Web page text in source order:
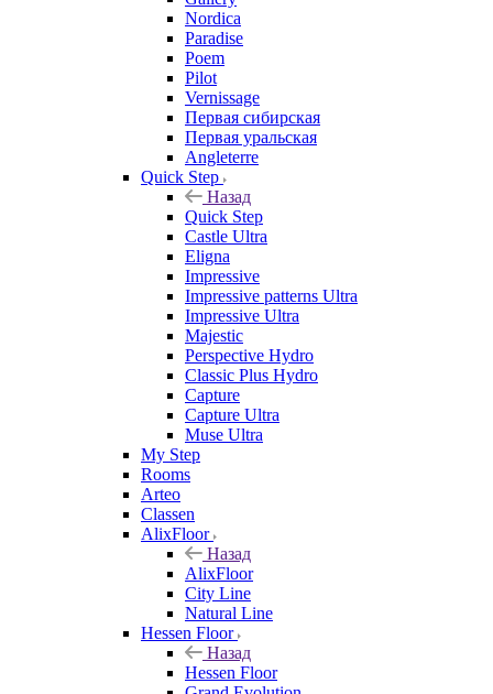
Nordica
Paradise
Poem
Pilot
Vernissage
Первая сибирская
Первая уральская
Angleterre
Quick Step
Назад
Quick Step
Castle Ultra
Eligna
Impressive
Impressive patterns Ultra
Impressive Ultra
Majestic
Perspective Hydro
Classic Plus Hydro
Capture
Capture Ultra
Muse Ultra
My Step
Rooms
Arteo
Classen
AlixFloor
Назад
AlixFloor
City Line
Natural Line
Hessen Floor
Назад
Hessen Floor